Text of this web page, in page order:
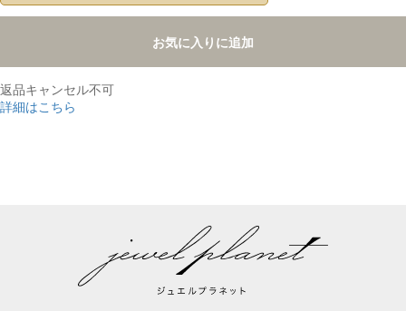
お気に入りに追加
返品キャンセル不可
詳細はこちら